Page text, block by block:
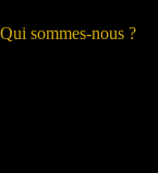
Qui sommes-nous ?